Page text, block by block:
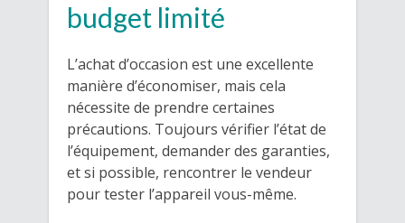
budget limité
L’achat d’occasion est une excellente
manière d’économiser, mais cela
nécessite de prendre certaines
précautions. Toujours vérifier l’état de
l’équipement, demander des garanties,
et si possible, rencontrer le vendeur
pour tester l’appareil vous-même.